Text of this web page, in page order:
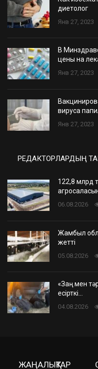
диетолог
Янв 27, 2023
В
цены на
Янв 27, 2023
вируса
Янв 27, 2023
РЕДАКТОРЛАРДЫҢ
122,8 млрд
06.08.2026
Жамбыл
жетті
05.08.2026
«Заң мен
есірткі…
04.08.2026
ЖАҢАЛЫҚТАР